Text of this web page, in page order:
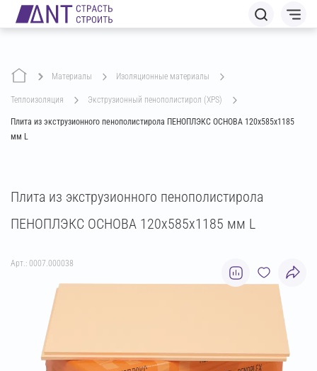
Материалы изоляционные материалы
теплоизоляция экструзионный пенополистирол (XPS)
Плита из экструзионного пенополистирола ПЕНОПЛЭКС ОСНОВА 120х585х1185
мм L
Плита из экструзионного пенополистирола
ПЕНОПЛЭКС ОСНОВА 120х585х1185 мм L
Арт.: 0007.000038